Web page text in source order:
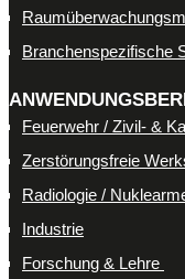
Branchenspezifische
Feuerwehr / Zivil- &
Zerstörungsfreie
Radiologie /
Industrie
Forschung & Lehre